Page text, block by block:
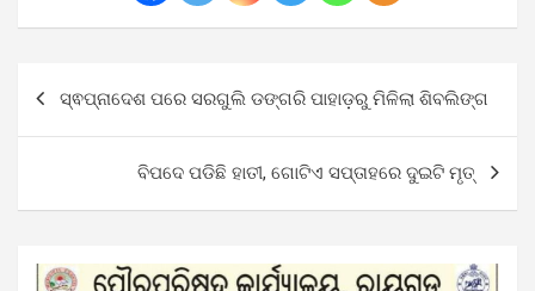
navigation
ସ୍ଵପ୍ନାଦେଶ ପରେ ସରଗୁଲି ଡଙ୍ଗରି ପାହାଡ଼ରୁ ମିଳିଲା ଶିବଲିଙ୍ଗ
ବିପଦେ ପଡିଛି ହାତୀ, ଗୋଟିଏ ସପ୍ତାହରେ ଦୁଇଟି ମୃତ୍